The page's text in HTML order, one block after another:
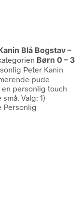
Blå Bogstav –
Børn 0 – 3
Peter Kanin
pude
personlig touch
Valg: 1)
Personlig